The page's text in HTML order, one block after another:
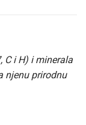
C i H) i minerala
njenu prirodnu